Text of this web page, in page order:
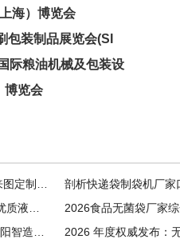
海）博览会
包装制品展览会(SI
际粮油机械及包装设
博览会